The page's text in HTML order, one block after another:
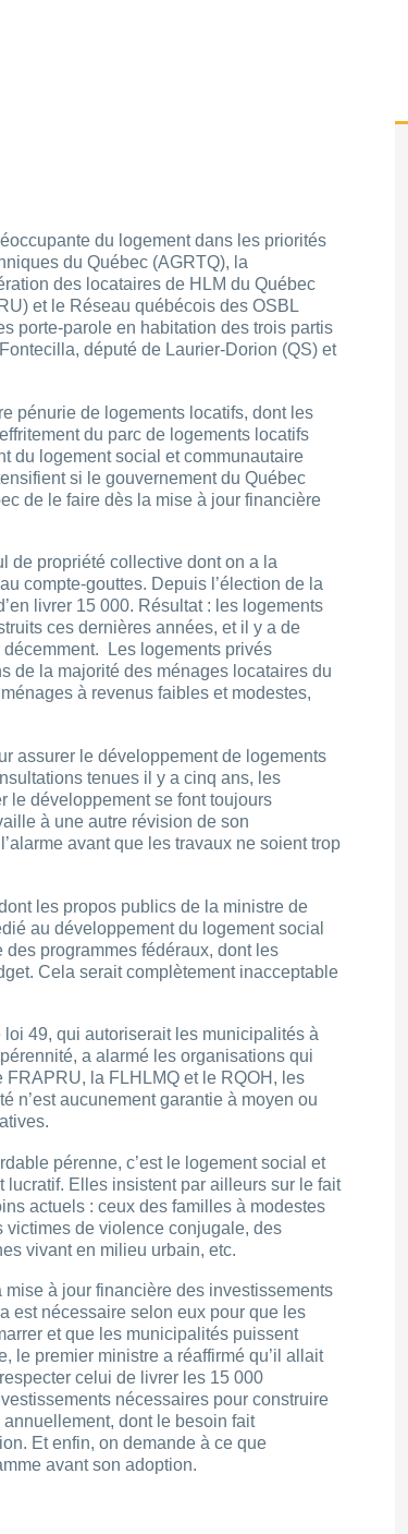
du logement dans les priorités
du Québec (AGRTQ), la
des locataires de HLM du Québec
et le Réseau québécois des OSBL
porte-parole en habitation des trois partis
député de Laurier-Dorion (QS) et
pénurie de logements locatifs, dont les
du parc de logements locatifs
du logement social et communautaire
si le gouvernement du Québec
de le faire dès la mise à jour financière
de propriété collective dont on a la
compte-gouttes. Depuis l’élection de la
livrer 15 000. Résultat : les logements
ces dernières années, et il y a de
Les logements privés
de la majorité des ménages locataires du
à revenus faibles et modestes,
assurer le développement de logements
tenues il y a cinq ans, les
le développement se font toujours
à une autre révision de son
avant que les travaux ne soient trop
les propos publics de la ministre de
au développement du logement social
programmes fédéraux, dont les
Cela serait complètement inacceptable
loi 49, qui autoriserait les municipalités à
a alarmé les organisations qui
FRAPRU, la FLHLMQ et le RQOH, les
n’est aucunement garantie à moyen ou
pérenne, c’est le logement social et
lucratif. Elles insistent par ailleurs sur le fait
actuels : ceux des familles à modestes
victimes de violence conjugale, des
vivant en milieu urbain, etc.
à jour financière des investissements
est nécessaire selon eux pour que les
et que les municipalités puissent
le premier ministre a réaffirmé qu’il allait
celui de livrer les 15 000
nécessaires pour construire
dont le besoin fait
Et enfin, on demande à ce que
avant son adoption.